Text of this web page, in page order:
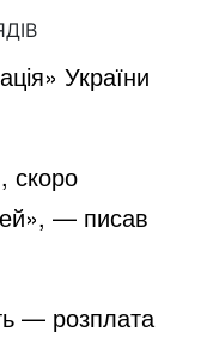
України
скоро
— писав
— розплата